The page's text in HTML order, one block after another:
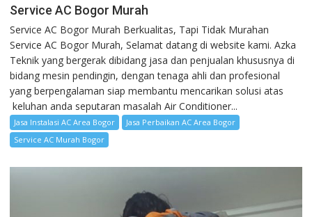
Service AC Bogor Murah
Service AC Bogor Murah Berkualitas, Tapi Tidak Murahan
Service AC Bogor Murah, Selamat datang di website kami. Azka
Teknik yang bergerak dibidang jasa dan penjualan khususnya di
bidang mesin pendingin, dengan tenaga ahli dan profesional
yang berpengalaman siap membantu mencarikan solusi atas
keluhan anda seputaran masalah Air Conditioner...
Jasa Instalasi AC Area Bogor
Jasa Perbaikan AC Area Bogor
Service AC Murah Bogor